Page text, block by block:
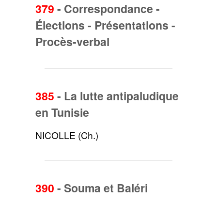
379 - Correspondance -
Élections - Présentations -
Procès-verbal
385 - La lutte antipaludique
en Tunisie
NICOLLE (Ch.)
390 - Souma et Baléri